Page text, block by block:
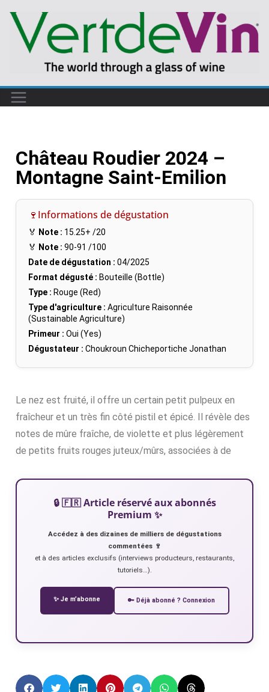
Château Roudier 2024 –
Montagne Saint-Emilion
🍷Informations de dégustation
🏅 Note : 15.25+ /20
🏅 Note : 90-91 /100
Date de dégustation : 04/2025
Format dégusté : Bouteille (Bottle)
Type : Rouge (Red)
Type d'agriculture : Agriculture Raisonnée
(Sustainable Agriculture)
Primeur : Oui (Yes)
Dégustateur : Choukroun Chicheportiche Jonathan
Le nez est fruité, il offre un certain petit pulpeux en
fraîcheur et un très fin côté pistil et épicé. Il révèle des
notes de mûre fraîche, de violette et plus légèrement
de petits fruits rouges juteux/mûrs, associées à de
🔒 🇫🇷 Article réservé aux abonnés
Premium ✨
Accédez à des dizaines de milliers de dégustations
commentées 🍷
et à des articles exclusifs (interviews producteurs, restaurants,
tutoriels…).
✨ Je m’abonne 🔑 Déjà abonné ? Connexion